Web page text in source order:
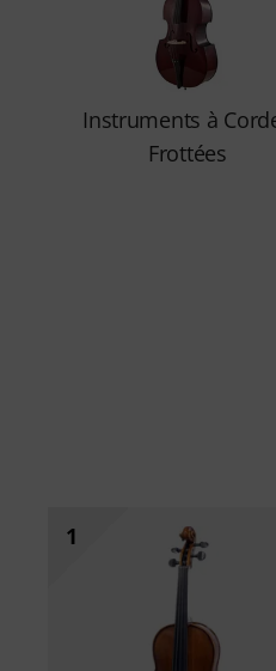
Instruments à
Frottées
1